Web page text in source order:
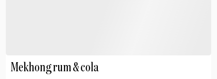
Mekhong rum & cola